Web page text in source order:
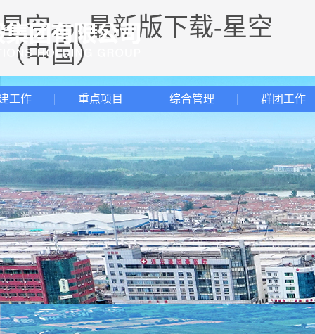
星空app最新版下载-星空
（中国）
工作 重点项目 综合管理 群团工作